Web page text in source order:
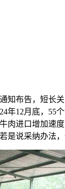
告，短长关
年12月底，
肉进口增加速
说采纳办法